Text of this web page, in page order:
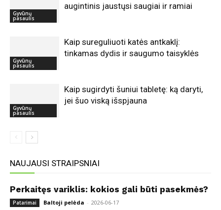
Gyvūnų
pasaulis
augintinis jaustųsi saugiai ir ramiai
Gyvūnų
pasaulis
Kaip sureguliuoti katės antkaklį:
tinkamas dydis ir saugumo taisyklės
Gyvūnų
pasaulis
Kaip sugirdyti šuniui tabletę: ką daryti,
jei šuo viską išspjauna
NAUJAUSI STRAIPSNIAI
Perkaitęs variklis: kokios gali būti pasekmės?
Patarimai Baltoji pelėda - 2026-06-17